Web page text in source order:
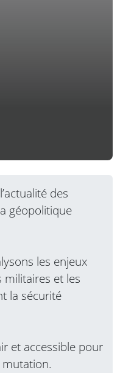
des
géopolitique
les enjeux
militaires et les
la sécurité
et accessible pour